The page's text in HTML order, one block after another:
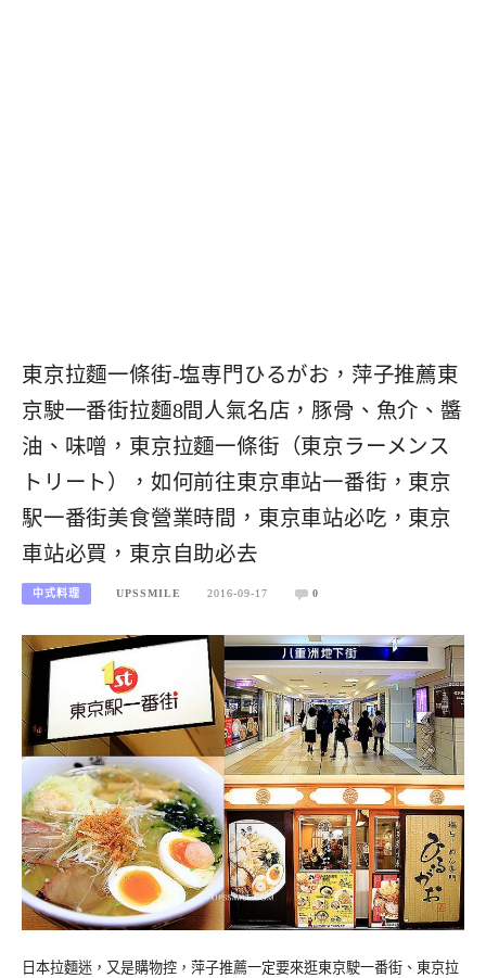
東京拉麵一條街-塩専門ひるがお，萍子推薦東
京駛一番街拉麵8間人氣名店，豚骨、魚介、醬
油、味噌，東京拉麵一條街（東京ラーメンス
トリート），如何前往東京車站一番街，東京
駅一番街美食營業時間，東京車站必吃，東京
車站必買，東京自助必去
中式料理 UPSSMILE 2016-09-17 0
日本拉麵迷，又是購物控，萍子推薦一定要來逛東京駛一番街、東京拉